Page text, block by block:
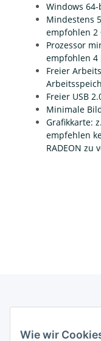
Windows
Mindestens
empfohlen 2
Prozessor
empfohlen 4
Freier
Freier USB
Minimale
Grafikkarte:
empfehlen
RADEON zu
Wie wir